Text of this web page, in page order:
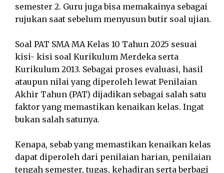
semester 2. Guru juga bisa memakainya sebagai
rujukan saat sebelum menyusun butir soal ujian.
Soal PAT SMA MA Kelas 10 Tahun 2025 sesuai
kisi- kisi soal Kurikulum Merdeka serta
Kurikulum 2013. Sebagai proses evaluasi, hasil
ataupun nilai yang diperoleh lewat Penilaian
Akhir Tahun (PAT) dijadikan sebagai salah satu
faktor yang memastikan kenaikan kelas. Ingat
bukan salah satunya.
Kenapa, sebab yang memastikan kenaikan kelas
dapat diperoleh dari penilaian harian, penilaian
tengah semester, tugas, kehadiran serta berbagi